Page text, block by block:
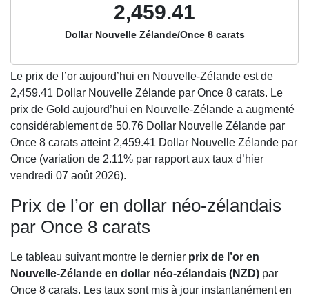
2,459.41
Dollar Nouvelle Zélande/Once 8 carats
Le prix de l’or aujourd’hui en Nouvelle-Zélande est de
2,459.41 Dollar Nouvelle Zélande par Once 8 carats. Le
prix de Gold aujourd’hui en Nouvelle-Zélande a augmenté
considérablement de 50.76 Dollar Nouvelle Zélande par
Once 8 carats atteint 2,459.41 Dollar Nouvelle Zélande par
Once (variation de 2.11% par rapport aux taux d’hier
vendredi 07 août 2026).
Prix de l’or en dollar néo-zélandais
par Once 8 carats
Le tableau suivant montre le dernier prix de l’or en
Nouvelle-Zélande en dollar néo-zélandais (NZD) par
Once 8 carats. Les taux sont mis à jour instantanément en